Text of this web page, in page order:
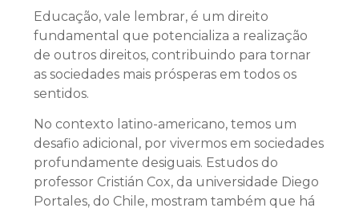
Educação, vale lembrar, é um direito
fundamental que potencializa a realização
de outros direitos, contribuindo para tornar
as sociedades mais prósperas em todos os
sentidos.
No contexto latino-americano, temos um
desafio adicional, por vivermos em sociedades
profundamente desiguais. Estudos do
professor Cristián Cox, da universidade Diego
Portales, do Chile, mostram também que há